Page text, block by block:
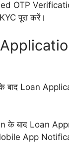
OTP
पूरा करें।
बाद Loan
के बाद Loan
App